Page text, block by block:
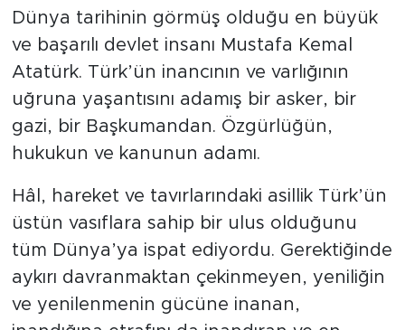
Dünya tarihinin görmüş olduğu en büyük
ve başarılı devlet insanı Mustafa Kemal
Atatürk. Türk’ün inancının ve varlığının
uğruna yaşantısını adamış bir asker, bir
gazi, bir Başkumandan. Özgürlüğün,
hukukun ve kanunun adamı.
Hâl, hareket ve tavırlarındaki asillik Türk’ün
üstün vasıflara sahip bir ulus olduğunu
tüm Dünya’ya ispat ediyordu. Gerektiğinde
aykırı davranmaktan çekinmeyen, yeniliğin
ve yenilenmenin gücüne inanan,